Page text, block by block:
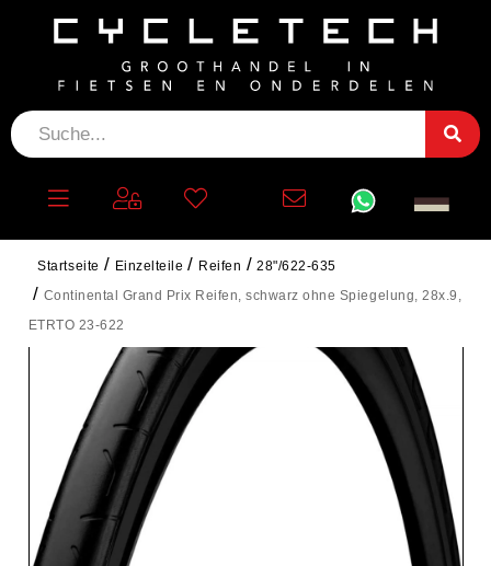
Startseite Einzelteile Reifen
28"/622-635
Continental Grand Prix Reifen, schwarz ohne Spiegelung, 28x.9,
ETRTO 23-622